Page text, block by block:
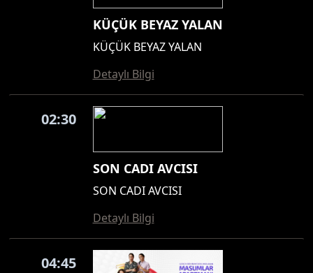
KÜÇÜK BEYAZ YALAN
KÜÇÜK BEYAZ YALAN
Detaylı Bilgi
02:30
SON CADI AVCISI
SON CADI AVCISI
Detaylı Bilgi
04:45